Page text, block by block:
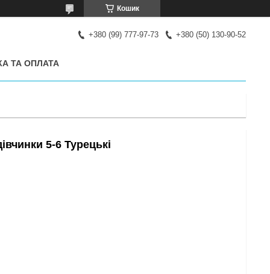
Кошик
+380 (99) 777-97-73 +380 (50) 130-90-52
ТА ОПЛАТА
5-6 Турецькі